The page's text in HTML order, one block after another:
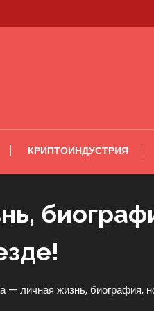
КРИПТОИНДУСТРИЯ
— личная жизнь, биография,